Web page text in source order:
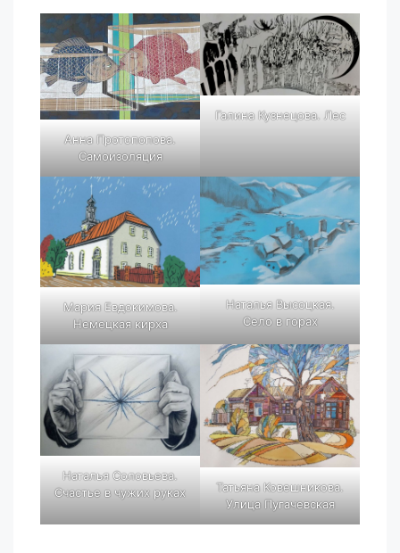
Анна Протопопова.
Самоизоляция
Галина Кузнецова. Лес
Мария Евдокимова.
Немецкая кирха
Наталья Высоцкая.
Село в горах
Наталья Соловьева.
Счастье в чужих руках
Татьяна Ковешникова.
Улица Пугачевская